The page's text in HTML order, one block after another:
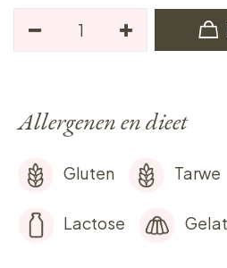
Allergenen en dieet
Gluten Tarwe
Lactose